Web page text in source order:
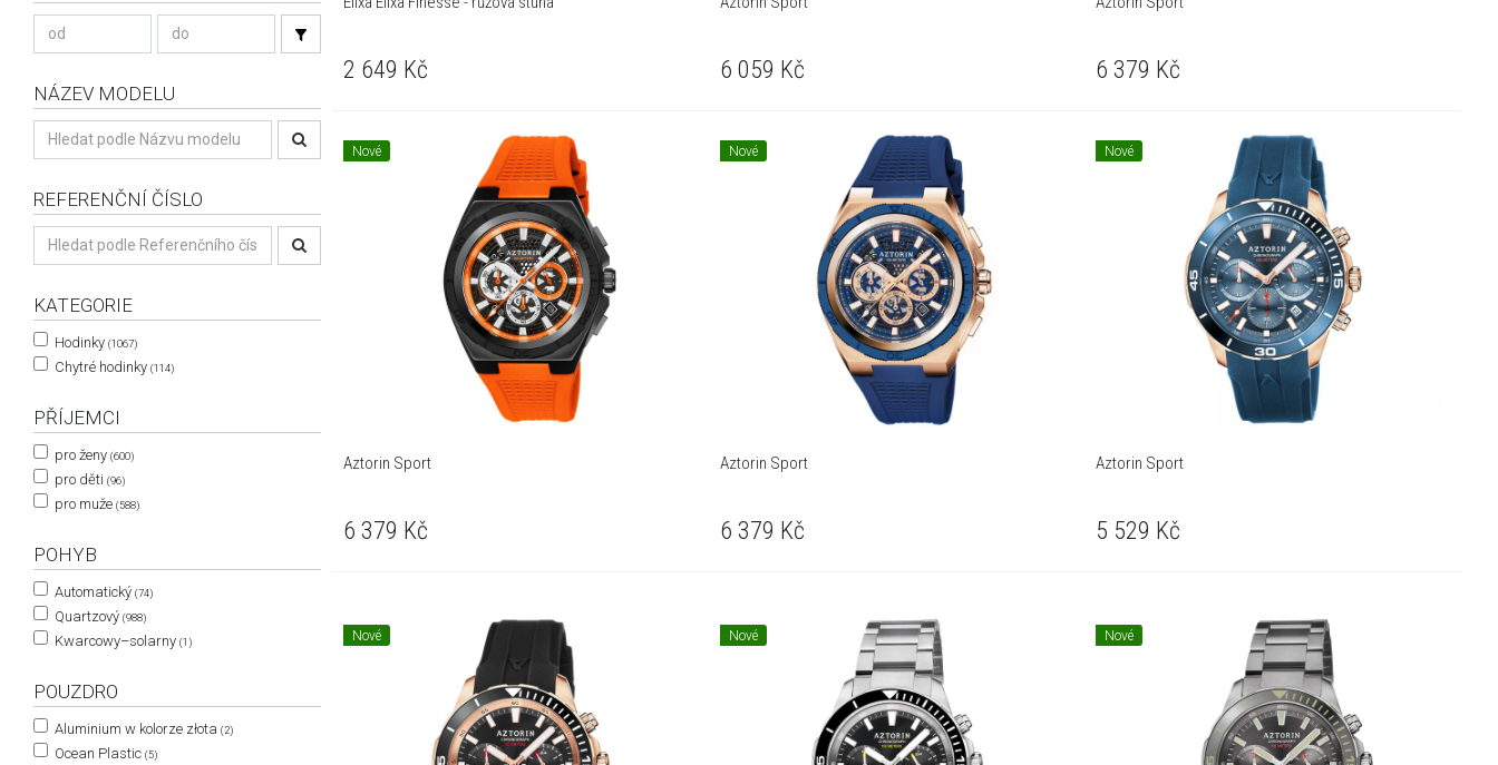
NÁZEV MODELU
REFERENČNÍ ČÍSLO
KATEGORIE
Hodinky (1067)
Chytré hodinky (114)
PŘÍJEMCI
pro ženy (600)
pro děti (96)
pro muže (588)
POHYB
Automatický (74)
Quartzový (988)
Kwarcowy–solarny (1)
POUZDRO
Aluminium w kolorze złota (2)
Ocean Plastic (5)
2 649 Kč 6 059 Kč 6 379 Kč
Nové
Aztorin Sport
6 379 Kč
Nové
Aztorin Sport
6 379 Kč
Nové
Aztorin Sport
5 529 Kč
Nové Nové Nové